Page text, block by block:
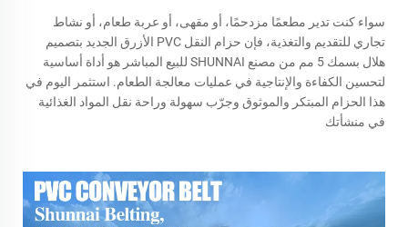
سواء كنت تدير مطعمًا مزدحمًا، أو مقهى، أو عربة طعام، أو نشاط
تجاري للتقديم والتغذية، فإن حزام النقل PVC الأزرق الجديد بتصميم
هلال بسمك 5 مم من مصنع SHUNNAI للبيع المباشر هو أداة أساسية
لتحسين الكفاءة والإنتاجية في عمليات معالجة الطعام. استثمر اليوم في
هذا الحزام المبتكر والموثوق وجرّب سهولة وراحة نقل المواد الغذائية
في منشأتك